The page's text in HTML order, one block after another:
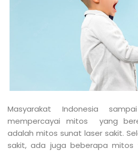
Masyarakat Indonesia
mempercayai mitos yang
adalah mitos sunat laser sakit.
sakit, ada juga beberapa